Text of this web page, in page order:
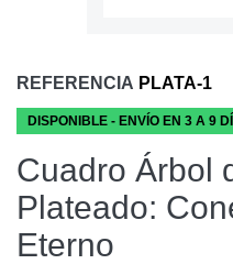
REFERENCIA PLATA-1
DISPONIBLE - ENVÍO EN 3 A 9
Cuadro Árbol
Plateado:
Eterno